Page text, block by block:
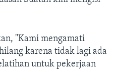
"Kami mengamati
karena tidak lagi ada
untuk pekerjaan